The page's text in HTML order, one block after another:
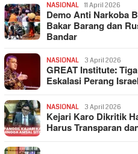
NASIONAL 11 April 2026
Demo Anti Narkoba
Bakar Barang dan
Bandar
NASIONAL 3 April 2026
GREAT Institute:
Eskalasi Perang
NASIONAL 3 April 2026
Kejari Karo Dikritik
Harus Transparan